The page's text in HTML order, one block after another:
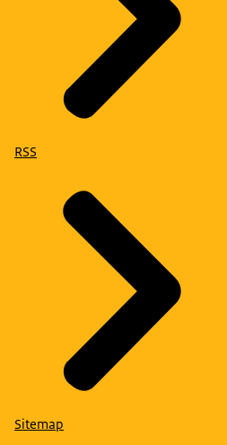
RSS
Sitemap